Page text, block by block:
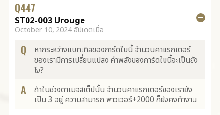
Q447
ST02-003 Urouge
October 10, 2024 อัปเดตเมื่อ
Q
หากระหว่างแบทเทิลของการ์ดใบนี้ จำนวนคาแรกเตอร์
ของเรามีการเปลี่ยนแปลง ค่าพลังของการ์ดใบนี้จะเป็นยัง
ไง?
A
ถ้าในช่วงดาเมจสเต็ปนั้น จำนวนคาแรกเตอร์ของเรายัง
เป็น 3 อยู่ ความสามารถ พาวเวอร์+2000 ก็ยังคงทำงาน